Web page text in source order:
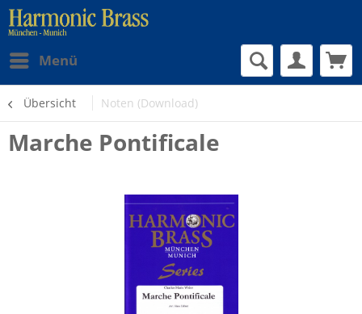
Menü
Übersicht Noten (Download)
Marche Pontificale